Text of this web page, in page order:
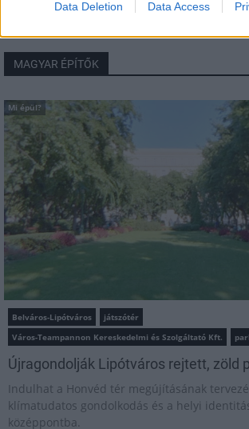
Data Deletion Data Access
MAGYAR ÉPÍTŐK
Mi épül?
Belváros-Lipótváros
játszótér
Város-Teampannon Kereskedelmi és Szolgáltató Kft.
Újragondolják Lipótváros rejtett, zöld
Indulhat a Honvéd tér megújításának
klímatudatos gondolkodás és a helyi
középpontba.